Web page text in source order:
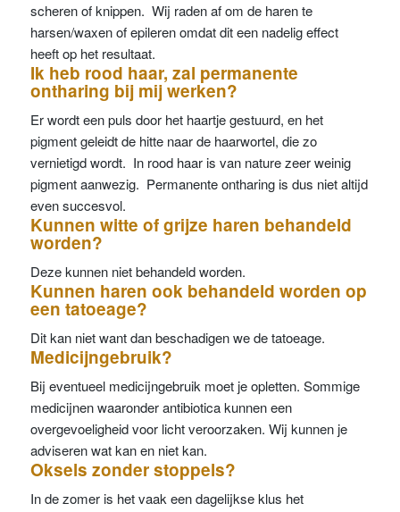
scheren of knippen. Wij raden af om de haren te
harsen/waxen of epileren omdat dit een nadelig effect
heeft op het resultaat.
Ik heb rood haar, zal permanente
ontharing bij mij werken?
Er wordt een puls door het haartje gestuurd, en het
pigment geleidt de hitte naar de haarwortel, die zo
vernietigd wordt. In rood haar is van nature zeer weinig
pigment aanwezig. Permanente ontharing is dus niet altijd
even succesvol.
Kunnen witte of grijze haren behandeld
worden?
Deze kunnen niet behandeld worden.
Kunnen haren ook behandeld worden op
een tatoeage?
Dit kan niet want dan beschadigen we de tatoeage.
Medicijngebruik?
Bij eventueel medicijngebruik moet je opletten. Sommige
medicijnen waaronder antibiotica kunnen een
overgevoeligheid voor licht veroorzaken. Wij kunnen je
adviseren wat kan en niet kan.
Oksels zonder stoppels?
In de zomer is het vaak een dagelijkse klus het